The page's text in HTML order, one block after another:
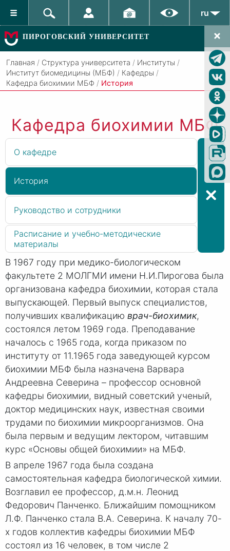
ru
ПИРОГОВСКИЙ УНИВЕРСИТЕТ
Главная / Структура университета / Институты /
Институт биомедицины (МБФ) / Кафедры /
Кафедра биохимии МБФ / История
Кафедра биохимии МБФ
О кафедре
История
Руководство и сотрудники
Расписание и учебно-методические
материалы
В 1967 году при медико-биологическом
факультете 2 МОЛГМИ имени Н.И.Пирогова была
организована кафедра биохимии, которая стала
выпускающей. Первый выпуск специалистов,
получивших квалификацию врач-биохимик,
состоялся летом 1969 года. Преподавание
началось с 1965 года, когда приказом по
институту от 11.1965 года заведующей курсом
биохимии МБФ была назначена Варвара
Андреевна Северина – профессор основной
кафедры биохимии, видный советский ученый,
доктор медицинских наук, известная своими
трудами по биохимии микроорганизмов. Она
была первым и ведущим лектором, читавшим
курс «Основы общей биохимии» на МБФ.
В апреле 1967 года была создана
самостоятельная кафедра биологической химии.
Возглавил ее профессор, д.м.н. Леонид
Федорович Панченко. Ближайшим помощником
Л.Ф. Панченко стала В.А. Северина. К началу 70-
х годов коллектив кафедры биохимии МБФ
состоял из 16 человек, в том числе 2